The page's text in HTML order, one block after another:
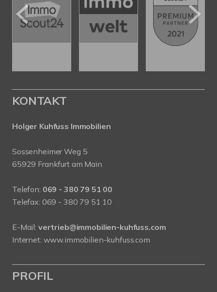
KONTAKT
Holger Kuhfuss Immobilien
Sossenheimer Weg 5
65929 Frankfurt am Main
Telefon: 069 - 380 79 51 00
Telefax: 069 - 380 79 51 10
E-Mail: vertrieb@immobilien-kuhfuss.com
Internet: www.immobilien-kuhfuss.com
PROFIL